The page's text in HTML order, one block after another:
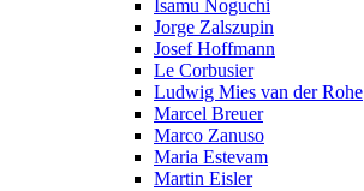
Isamu Noguchi
Jorge Zalszupin
Josef Hoffmann
Le Corbusier
Ludwig Mies van der Rohe
Marcel Breuer
Marco Zanuso
Maria Estevam
Martin Eisler